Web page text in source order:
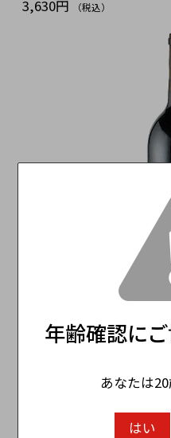
3,630円 （税込）
年齢確認にご
あなたは
はい